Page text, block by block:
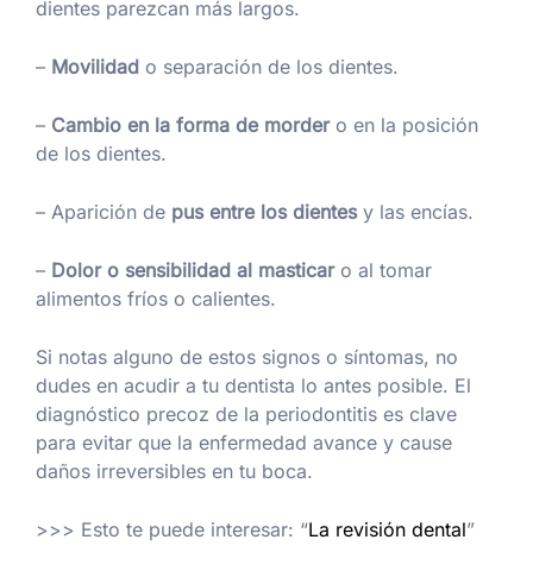
dientes parezcan más largos.
– Movilidad o separación de los dientes.
– Cambio en la forma de mordero en la posición
de los dientes.
– Aparición de pus entre los dientesy las encías.
– Dolor o sensibilidad al masticaro al tomar
alimentos fríos o calientes.
Si notas alguno de estos signos o síntomas, no
dudes en acudir a tu dentista lo antes posible. El
diagnóstico precoz de la periodontitis es clave
para evitar que la enfermedad avance y cause
daños irreversibles en tu boca.
>>> Esto te puede interesar: “La revisión dental”